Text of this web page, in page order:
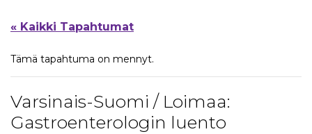
« Kaikki Tapahtumat
Tämä tapahtuma on mennyt.
Varsinais-Suomi / Loimaa:
Gastroenterologin luento